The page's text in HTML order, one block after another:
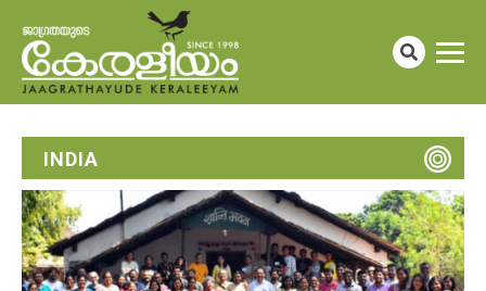
INDIA